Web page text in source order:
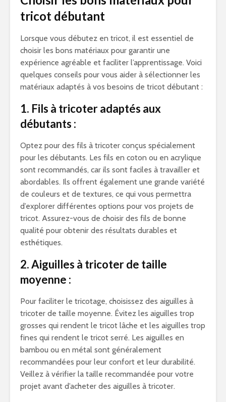
tricot débutant
Lorsque vous débutez en tricot, il est essentiel de
choisir les bons matériaux pour garantir une
expérience agréable et faciliter l’apprentissage. Voici
quelques conseils pour vous aider à sélectionner les
matériaux adaptés à vos besoins de tricot débutant :
1. Fils à tricoter adaptés aux
débutants :
Optez pour des fils à tricoter conçus spécialement
pour les débutants. Les fils en coton ou en acrylique
sont recommandés, car ils sont faciles à travailler et
abordables. Ils offrent également une grande variété
de couleurs et de textures, ce qui vous permettra
d’explorer différentes options pour vos projets de
tricot. Assurez-vous de choisir des fils de bonne
qualité pour obtenir des résultats durables et
esthétiques.
2. Aiguilles à tricoter de taille
moyenne :
Pour faciliter le tricotage, choisissez des aiguilles à
tricoter de taille moyenne. Évitez les aiguilles trop
grosses qui rendent le tricot lâche et les aiguilles trop
fines qui rendent le tricot serré. Les aiguilles en
bambou ou en métal sont généralement
recommandées pour leur confort et leur durabilité.
Veillez à vérifier la taille recommandée pour votre
projet avant d’acheter des aiguilles à tricoter.